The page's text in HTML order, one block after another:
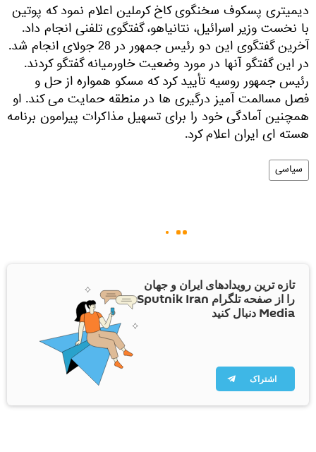
دیمیتری پسکوف سخنگوی کاخ کرملین اعلام نمود که پوتین
با نخست وزیر اسرائیل، نتانیاهو، گفتگوی تلفنی انجام داد.
آخرین گفتگوی این دو رئیس جمهور در 28 جولای انجام شد.
در این گفتگو آنها در مورد وضعیت خاورمیانه گفتگو کردند.
رئیس جمهور روسیه تأیید کرد که مسکو همواره از حل و
فصل مسالمت آمیز درگیری ها در منطقه حمایت می کند. او
همچنین آمادگی خود را برای تسهیل مذاکرات پیرامون برنامه
هسته ای ایران اعلام کرد.
سیاسی
تازه ترین رویدادهای ایران و جهان
را از صفحه تلگرام Sputnik Iran
Media دنبال کنید
اشتراک